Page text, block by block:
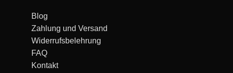
Blog
Zahlung und Versand
Widerrufsbelehrung
FAQ
Kontakt